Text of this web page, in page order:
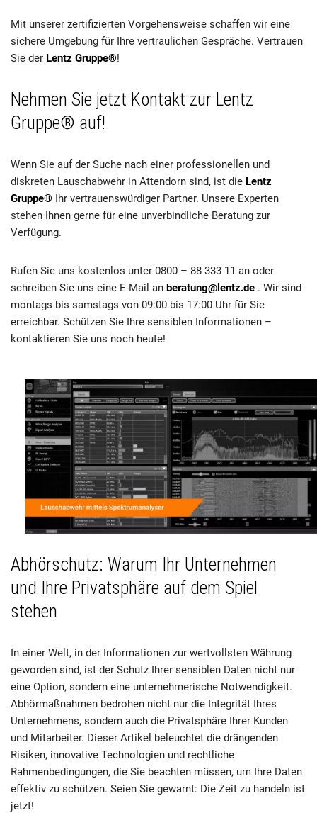
Mit unserer zertifizierten Vorgehensweise schaffen wir eine
sichere Umgebung für Ihre vertraulichen Gespräche. Vertrauen
Sie der Lentz Gruppe®!
Nehmen Sie jetzt Kontakt zur Lentz
Gruppe® auf!
Wenn Sie auf der Suche nach einer professionellen und
diskreten Lauschabwehr in Attendorn sind, ist die Lentz
Gruppe® Ihr vertrauenswürdiger Partner. Unsere Experten
stehen Ihnen gerne für eine unverbindliche Beratung zur
Verfügung.
Rufen Sie uns kostenlos unter 0800 – 88 333 11 an oder
schreiben Sie uns eine E-Mail an beratung@lentz.de . Wir sind
montags bis samstags von 09:00 bis 17:00 Uhr für Sie
erreichbar. Schützen Sie Ihre sensiblen Informationen –
kontaktieren Sie uns noch heute!
Abhörschutz: Warum Ihr Unternehmen
und Ihre Privatsphäre auf dem Spiel
stehen
In einer Welt, in der Informationen zur wertvollsten Währung
geworden sind, ist der Schutz Ihrer sensiblen Daten nicht nur
eine Option, sondern eine unternehmerische Notwendigkeit.
Abhörmaßnahmen bedrohen nicht nur die Integrität Ihres
Unternehmens, sondern auch die Privatsphäre Ihrer Kunden
und Mitarbeiter. Dieser Artikel beleuchtet die drängenden
Risiken, innovative Technologien und rechtliche
Rahmenbedingungen, die Sie beachten müssen, um Ihre Daten
effektiv zu schützen. Seien Sie gewarnt: Die Zeit zu handeln ist
jetzt!